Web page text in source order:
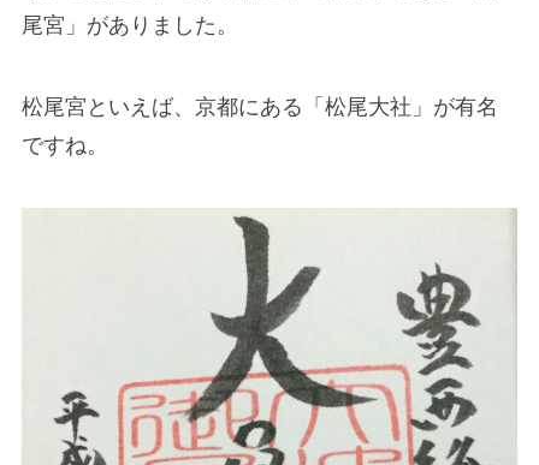
尾宮」がありました。
松尾宮といえば、京都にある「松尾大社」が有名
ですね。